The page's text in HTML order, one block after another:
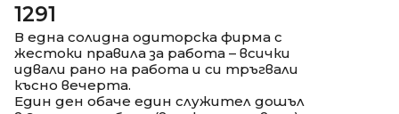
1291
В една солидна одиторска фирма с
жестоки правила за работа – всички
идвали рано на работа и си тръгвали
късно вечерта.
Един ден обаче един служител дошъл